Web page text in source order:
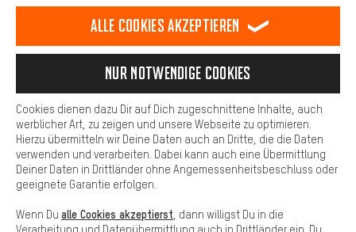
Datenschutz Allgemeine Geschäftsbedingungen
Hinweisgebersystem Hinweise zur Batterieentsorgung
Cookie-Einstellungen Kontrast ändern
Alle Preise verstehen sich in Euro und exkl. MwSt zuzüglich
Versandkostenfür Lieferung nachUSA.
Dein Shopping-Erlebnis wird komfortabler. Mit Komfort-Cookies
stellen wir Verknüpfungen zu Social Media Plattformen her. So
können wir dir weitere nützliche Inhalte und Informationen zur
Verfügung stellen. Zudem hast du die Möglichkeit zusätzliche
Services zu nutzen, die es dir erleichtern die richtigen Produkte zu
finden. Beispielsweise bieten wir eine Chat-Funktion an, damit
Fragen schnell und unkompliziert beantwortet werden können.
Basis
Basis-Cookies gewährleisten, dass Du unsere Webseite
grundsätzlich nutzen kannst.
Alle Cookies akzeptieren
Nur Notwendige Cookies
Cookies dienen dazu Dir auf Dich zugeschnittene Inhalte, auch
werblicher Art, zu zeigen und unsere Webseite zu optimieren.
Hierzu übermitteln wir Deine Daten auch an Dritte, die die Daten
verwenden und verarbeiten. Dabei kann auch eine Übermittlung
Deiner Daten in Drittländer ohne Angemessenheitsbeschluss oder
geeignete Garantie erfolgen.
Wenn Du alle Cookies akzeptierst , dann willigst Du in die
Verarbeitung und Datenübermittlung auch in Drittländer ein. Du